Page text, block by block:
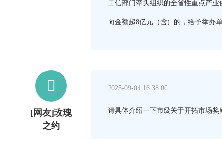
工信部门牵头组织的全省性重点产
向金额超8亿元（含）的，给予举办

[网友]玫瑰
之约
2025-09-04 16:38:00
请具体介绍一下市级关于开拓市场